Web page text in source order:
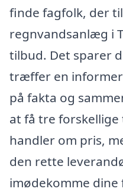
finde fagfolk, der
regnvandsanlæg i
tilbud. Det sparer
træffer en
på fakta og
at få tre
handler om pris,
den rette
imødekomme